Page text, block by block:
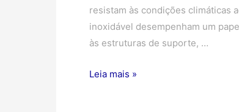
resistam às condições climáticas
inoxidável desempenham um
às estruturas de suporte, …
Leia mais »